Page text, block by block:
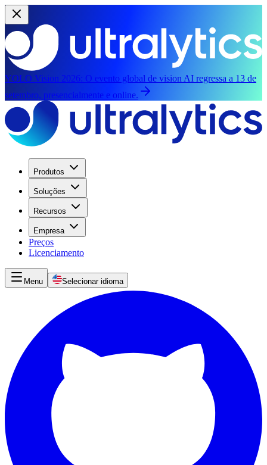
YOLO Vision 2026: O evento global de vision AI regressa a 13 de
setembro, presencialmente e online.
Produtos
Soluções
Recursos
Empresa
Preços
Licenciamento
Menu Selecionar idioma